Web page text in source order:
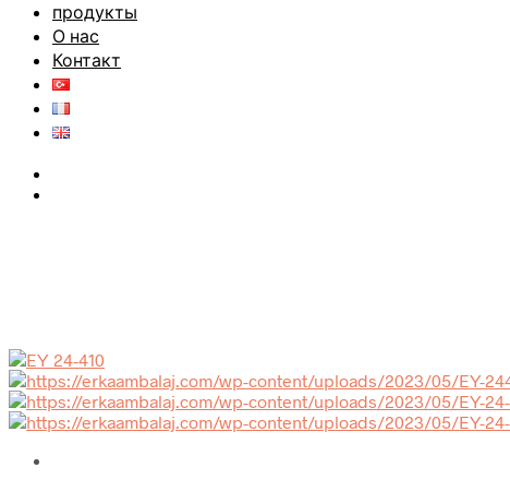
продукты
О нас
Контакт